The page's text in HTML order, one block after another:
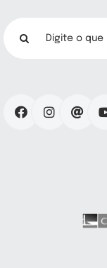
resultados